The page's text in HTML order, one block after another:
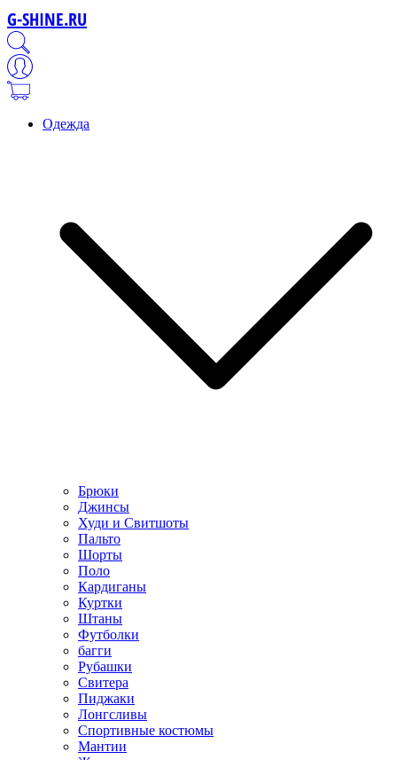
G-SHINE.RU
Одежда
Брюки
Джинсы
Худи и Свитшоты
Пальто
Шорты
Поло
Кардиганы
Куртки
Штаны
Футболки
багги
Рубашки
Свитера
Пиджаки
Лонгсливы
Спортивные костюмы
Мантии